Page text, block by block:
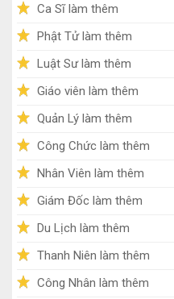
Ca Sĩ làm thêm
Phật Tử làm thêm
Luật Sư làm thêm
Giáo viên làm thêm
Quản Lý làm thêm
Công Chức làm thêm
Nhân Viên làm thêm
Giám Đốc làm thêm
Du Lịch làm thêm
Thanh Niên làm thêm
Công Nhân làm thêm